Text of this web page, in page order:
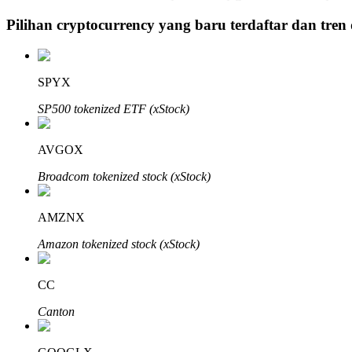
Penguncian BTR
Investasi eksklusif untuk pemegang BTR
Pinjaman
Layanan pinjaman yang didukung Crypto
Pilihan cryptocurrency yang baru terdaftar dan tren
SPYX
SP500 tokenized ETF (xStock)
AVGOX
Broadcom tokenized stock (xStock)
AMZNX
Amazon tokenized stock (xStock)
CC
Canton